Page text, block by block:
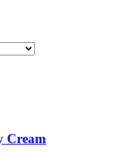
Cream